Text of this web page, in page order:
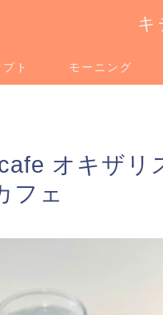
ト モーニング
オキザリ
フェ